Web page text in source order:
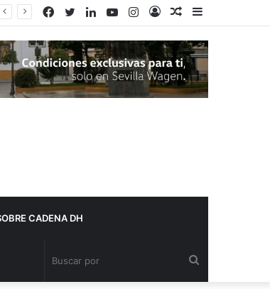
lateral
Publicación
al
azar
Acceso
Instagram
YouTube
LinkedIn
Twitter
Facebook
CADENA DH